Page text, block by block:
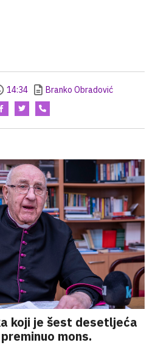
14:34 Branko Obradović
koji je šest desetljeća
mons.